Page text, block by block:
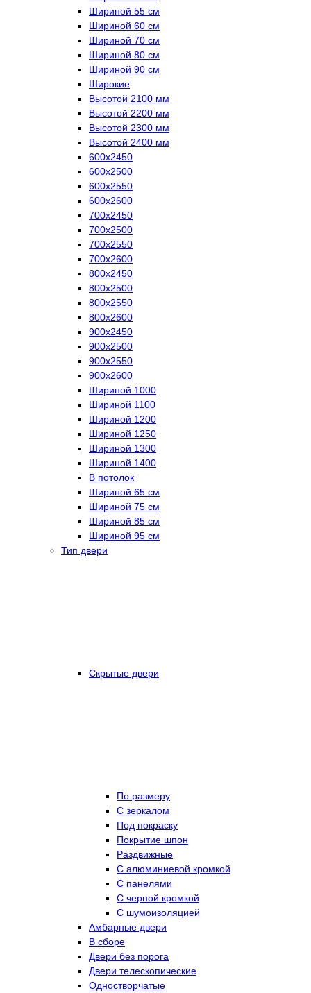
Шириной 55 см
Шириной 60 см
Шириной 70 см
Шириной 80 см
Шириной 90 см
Широкие
Высотой 2100 мм
Высотой 2200 мм
Высотой 2300 мм
Высотой 2400 мм
600х2450
600х2500
600х2550
600х2600
700х2450
700х2500
700х2550
700х2600
800х2450
800х2500
800х2550
800х2600
900х2450
900х2500
900х2550
900х2600
Шириной 1000
Шириной 1100
Шириной 1200
Шириной 1250
Шириной 1300
Шириной 1400
В потолок
Шириной 65 см
Шириной 75 см
Шириной 85 см
Шириной 95 см
Тип двери
Скрытые двери
По размеру
C зеркалом
Под покраску
Покрытие шпон
Раздвижные
С алюминиевой кромкой
С панелями
С черной кромкой
С шумоизоляцией
Амбарные двери
В сборе
Двери без порога
Двери телескопические
Одностворчатые